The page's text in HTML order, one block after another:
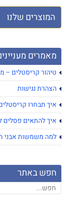
מאמרים
טיהור קריסטלים –
הצהרת נגישות
איך תבחרו
איך להתאים פסלים
למה משמשות אבני
חפש באתר